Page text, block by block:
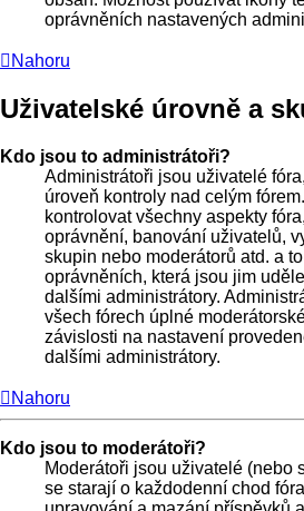
oprávněních nastavených
Nahoru
Uživatelské úrovně a
Kdo jsou to administrátoři?
Administrátoři jsou uživatelé
úroveň kontroly nad celým
kontrolovat všechny aspekty
oprávnění, banování uživatelů,
skupin nebo moderátorů atd. a
oprávněních, která jsou jim
dalšími administrátory.
všech fórech úplné
závislosti na nastavení
dalšími administrátory.
Nahoru
Kdo jsou to moderátoři?
Moderátoři jsou uživatelé (nebo
se starají o každodenní chod